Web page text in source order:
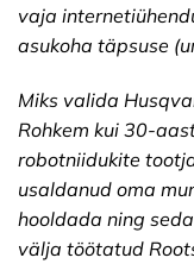
vaja
asukoha täpsuse
Miks valida
Rohkem kui 30-
robotniidukite
usaldanud oma
hooldada ning
välja töötatud